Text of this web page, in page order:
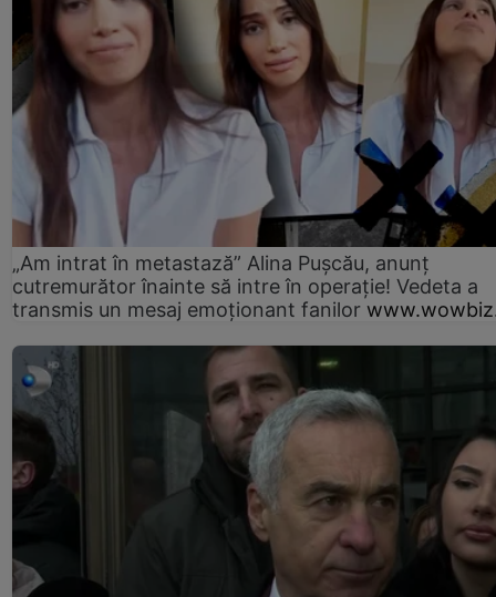
„Am intrat în metastază” Alina Pușcău, anunț
cutremurător înainte să intre în operație! Vedeta a
transmis un mesaj emoționant fanilor